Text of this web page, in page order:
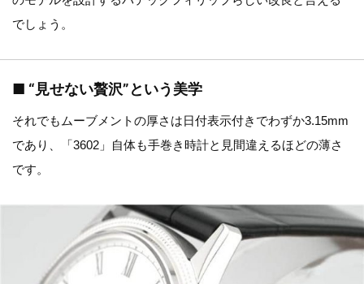
でしょう。
■ “見せない贅沢”という美学
それでもムーブメントの厚さは日付表示付きでわずか3.15mm
であり、「3602」自体も手巻き時計と見間違えるほどの薄さ
です。